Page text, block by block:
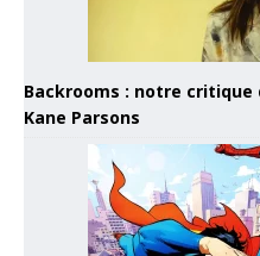
Backrooms : notre
Kane Parsons